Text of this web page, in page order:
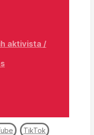
aktivista /
TikTok